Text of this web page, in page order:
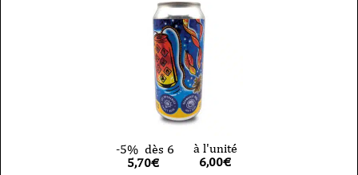
-5% dès 6
5,70€
à l'unité
6,00€